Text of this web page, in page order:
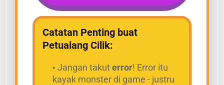
Catatan Penting buat
Petualang Cilik:
Jangan takuterror! Error itu
kayak monster di game - justru